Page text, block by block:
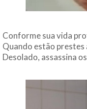
Conforme sua vida
Quando estão prestes
Desolado, assassina